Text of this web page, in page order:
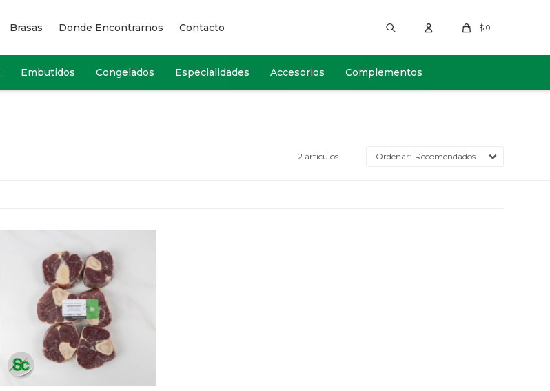
Embutidos Congelados Especialidades Accesorios Complementos
$ 0
Brasas Donde Encontrarnos Contacto
2 artículos Recomendados